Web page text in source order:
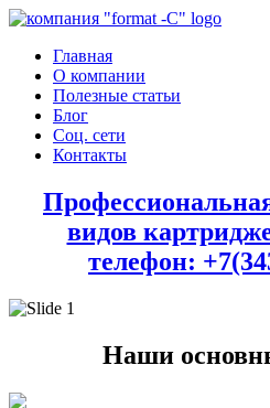
Главная
О компании
Полезные статьи
Блог
Соц. сети
Контакты
видов
телефон:
Наши